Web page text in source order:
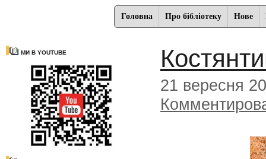
Головна Про бібліотеку Нове
МИ В YOUTUBE
21 вересня